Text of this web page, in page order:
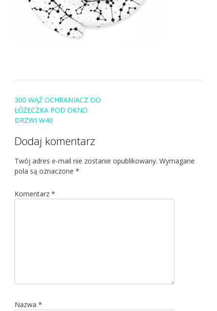
Post
navigation
300 WĄŻ OCHRANIACZ DO
ŁÓŻECZKA POD OKNO
DRZWI W40
Dodaj komentarz
Twój adres e-mail nie zostanie opublikowany. Wymagane
pola są oznaczone *
Komentarz *
Nazwa *